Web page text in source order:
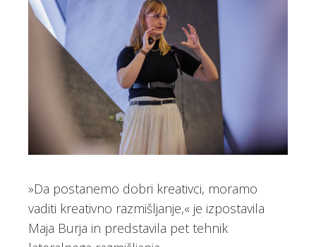
»Da postanemo dobri kreativci, moramo
vaditi kreativno razmišljanje,« je izpostavila
Maja Burja in predstavila pet tehnik